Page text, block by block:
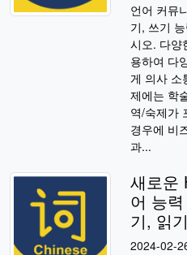
언어 커뮤
기, 쓰기
시오. 다양
용하여 다
게 의사 소
제에는 학
역/숙제가
경우에 비
과...
새로운
어 능
기, 읽
2024-02-